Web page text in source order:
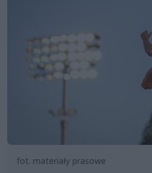
fot. materiały prasowe